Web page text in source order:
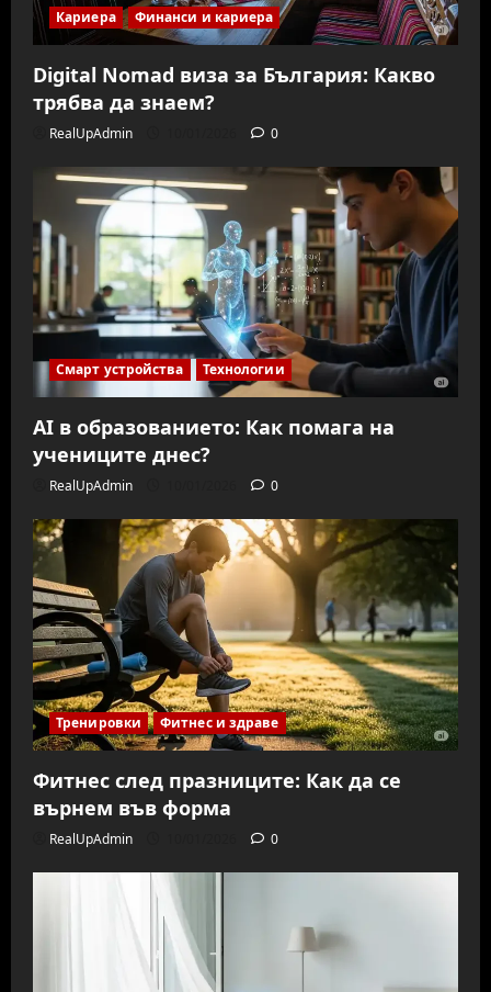
Кариера Финанси и кариера
Digital Nomad виза за България: Какво
трябва да знаем?
RealUpAdmin 0
Смарт устройства Технологии
AI в образованието: Как помага на
учениците днес?
RealUpAdmin 0
Тренировки Фитнес и здраве
Фитнес след празниците: Как да се
върнем във форма
RealUpAdmin 0